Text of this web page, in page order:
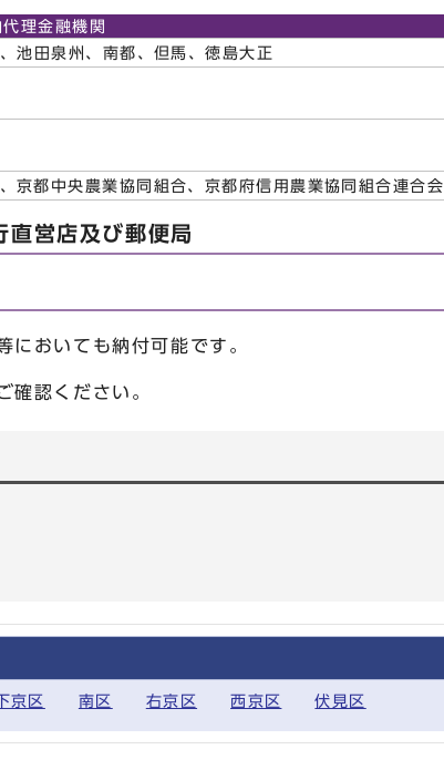
理金融機関
池田泉州、南都、但馬、徳島大正
京都中央農業協同組合、京都府信用農業協同組合連合会
営店及び郵便局
おいても納付可能です。
認ください。
京区 南区 右京区 西京区 伏見区